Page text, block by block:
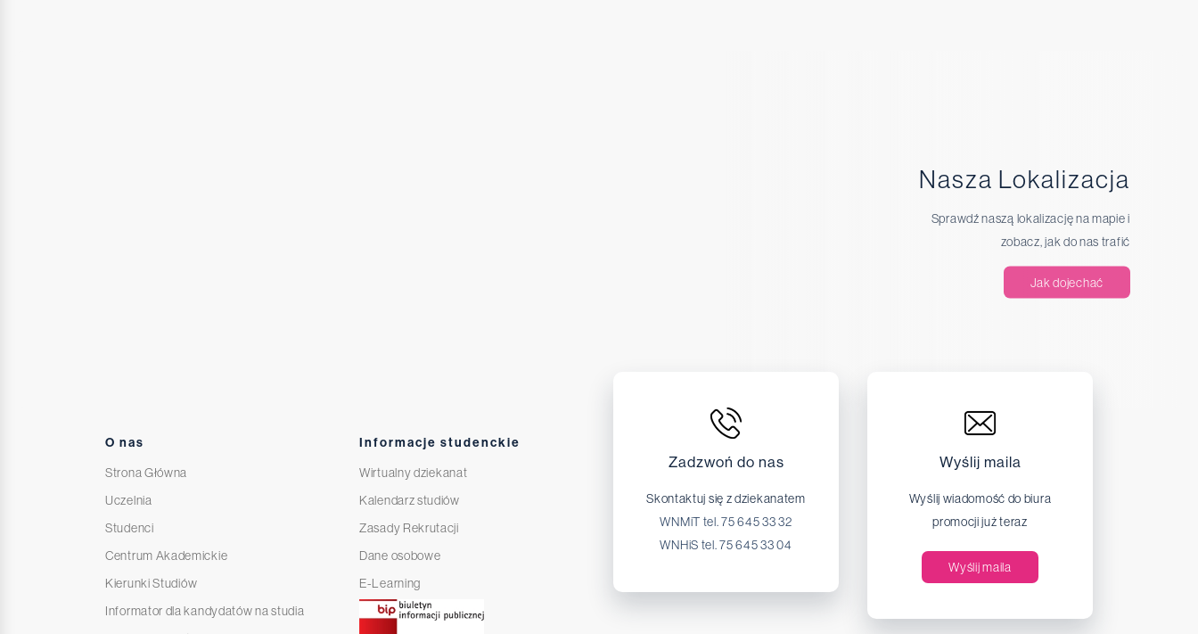
Nasza Lokalizacja
Sprawdź naszą lokalizację na mapie i
zobacz, jak do nas trafić
Jak dojechać
O nas
Strona Główna
Uczelnia
Studenci
Centrum Akademickie
Kierunki Studiów
Informator dla kandydatów na studia
Informacje studenckie
Wirtualny dziekanat
Kalendarz studiów
Zasady Rekrutacji
Dane osobowe
E-Learning
Zadzwoń do nas
Skontaktuj się z dziekanatem
WNMiT tel. 75 645 33 32
WNHiS tel. 75 645 33 04
Wyślij maila
Wyślij wiadomość do biura
promocji już teraz
Wyślij maila